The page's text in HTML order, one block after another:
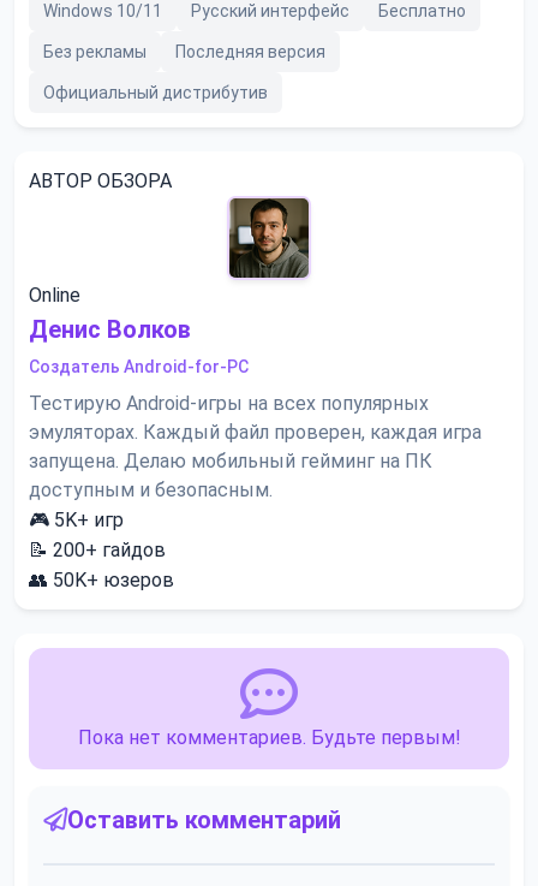
Windows 10/11 Русский интерфейс Бесплатно
Без рекламы Последняя версия
Официальный дистрибутив
АВТОР ОБЗОРА
Online
Денис Волков
Создатель Android-for-PC
Тестирую Android-игры на всех популярных
эмуляторах. Каждый файл проверен, каждая игра
запущена. Делаю мобильный гейминг на ПК
доступным и безопасным.
🎮 5K+ игр
📝 200+ гайдов
👥 50K+ юзеров
Пока нет комментариев. Будьте первым!
Оставить комментарий